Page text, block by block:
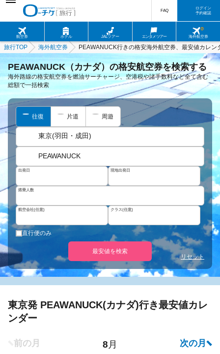
航空券 ホテル JALツアー エンタメツアー 海外航空券
FAQ
ログイン
予約確認
旅行TOP 海外航空券 PEAWANUCK行きの格安海外航空券、最安値カレン
PEAWANUCK（カナダ）の格安航空券を検索する
海外路線の格安航空券を燃油サーチャージ、空港税や諸手数料など全て含む
総額で一括検索
往復 片道 周遊
東京(羽田・成田)
PEAWANUCK
出発日 現地出発日
搭乗人数
航空会社(任意) クラス(任意)
直行便のみ
最安値を検索
リセット
東京発 PEAWANUCK(カナダ)行き最安値カレ
ンダー